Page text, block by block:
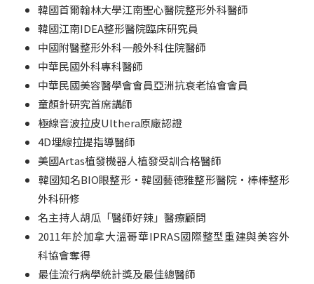
韓國首爾翰林大學江南聖心醫院整形外科醫師
韓國江南IDEA整形醫院臨床研究員
中國附醫整形外科一般外科住院醫師
中華民國外科專科醫師
中華民國美容醫學會會員亞洲抗衰老協會會員
童顏針研究首席講師
極線音波拉皮Ulthera原廠認證
4D埋線拉提指導醫師
美國Artas植發機器人植發受訓合格醫師
韓國知名BIO眼整形・韓國藝德雅整形醫院・棒棒整形
外科研修
名主持人胡瓜「醫師好辣」醫療顧問
2011年於加拿大溫哥華IPRAS國際整型重建與美容外
科協會奪得
最佳流行病學統計獎及最佳總醫師